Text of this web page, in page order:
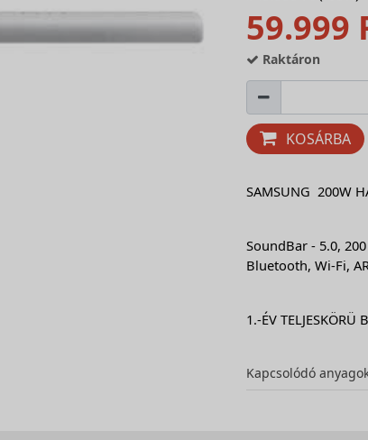
59.999
Raktáron
KOSÁRBA
SAMSUNG 200W
SoundBar - 5.0,
Bluetooth, Wi-Fi,
1.-ÉV TELJESKÖRÜ
Kapcsolódó